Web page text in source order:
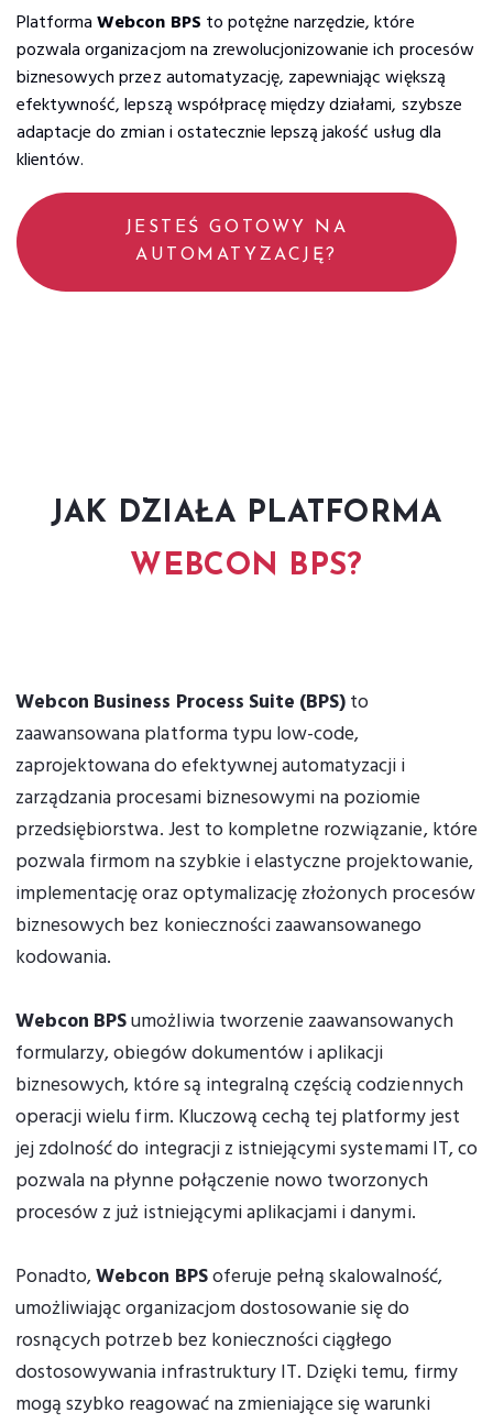
PlatformaWebcon BPS to potężne narzędzie, które
pozwala organizacjom na zrewolucjonizowanie ich procesów
biznesowych przez automatyzację, zapewniając większą
efektywność, lepszą współpracę między działami, szybsze
adaptacje do zmian i ostatecznie lepszą jakość usług dla
klientów.
JESTEŚ GOTOWY NA
AUTOMATYZACJĘ?
JAK DZIAŁA PLATFORMA
WEBCON BPS?
Webcon Business Process Suite (BPS)to
zaawansowana platforma typu low-code,
zaprojektowana do efektywnej automatyzacji i
zarządzania procesami biznesowymi na poziomie
przedsiębiorstwa. Jest to kompletne rozwiązanie, które
pozwala firmom na szybkie i elastyczne projektowanie,
implementację oraz optymalizację złożonych procesów
biznesowych bez konieczności zaawansowanego
kodowania.
Webcon BPSumożliwia tworzenie zaawansowanych
formularzy, obiegów dokumentów i aplikacji
biznesowych, które są integralną częścią codziennych
operacji wielu firm. Kluczową cechą tej platformy jest
jej zdolność do integracji z istniejącymi systemami IT, co
pozwala na płynne połączenie nowo tworzonych
procesów z już istniejącymi aplikacjami i danymi.
Ponadto,Webcon BPSoferuje pełną skalowalność,
umożliwiając organizacjom dostosowanie się do
rosnących potrzeb bez konieczności ciągłego
dostosowywania infrastruktury IT. Dzięki temu, firmy
mogą szybko reagować na zmieniające się warunki